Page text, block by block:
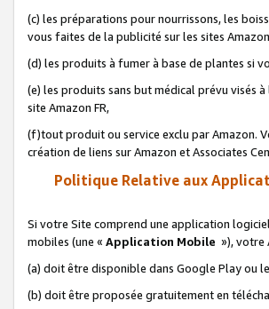
(c) les préparations pour nourrissons, les
vous faites de la publicité sur les sites
(d) les produits à fumer à base de plantes si
(e) les produits sans but médical prévu visés
site Amazon FR,
(f)tout produit ou service exclu par Amazon.
création de liens sur Amazon et Associates
Politique Relative aux
Si votre Site comprend une application
mobiles (une « Application Mobile »), votre
(a) doit être disponible dans Google Play ou
(b) doit être proposée gratuitement en